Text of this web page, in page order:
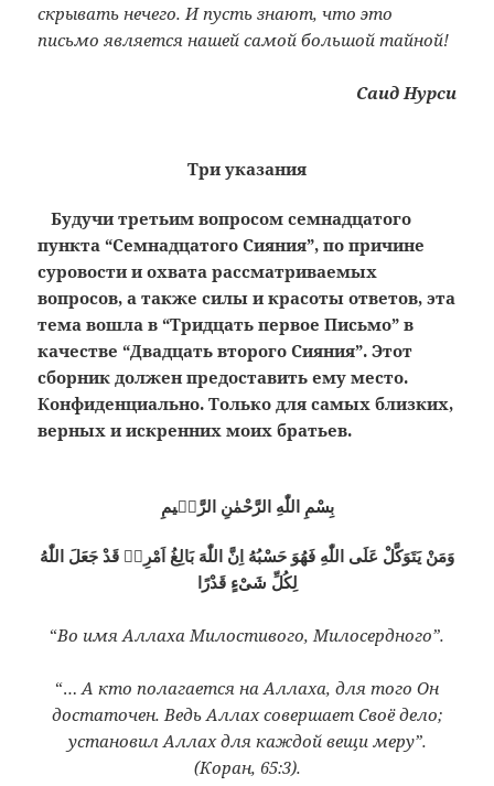
скрывать нечего. И пусть знают, что это
письмо является нашей самой большой тайной!
Саид Нурси
Три указания
Будучи третьим вопросом семнадцатого
пункта “Семнадцатого Сияния”, по причине
суровости и охвата рассматриваемых
вопросов, а также силы и красоты ответов, эта
тема вошла в “Тридцать первое Письмо” в
качестве “Двадцать второго Сияния”. Этот
сборник должен предоставить ему место.
Конфиденциально. Только для самых близких,
верных и искренних моих братьев.
بِسْمِ اللّٰهِ الرَّحْمٰنِ الرَّحٖيمِ
وَمَنْ يَتَوَكَّلْ عَلَى اللّٰهِ فَهُوَ حَسْبُهُ اِنَّ اللّٰهَ بَالِغُ اَمْرِهٖ قَدْ جَعَلَ اللّٰهُ
لِكُلِّ شَىْءٍ قَدْرًا
“Во имя Аллаха Милостивого, Милосердного”.
“… А кто полагается на Аллаха, для того Он
достаточен. Ведь Аллах совершает Своё дело;
установил Аллах для каждой вещи меру”.
(Коран, 65:3).